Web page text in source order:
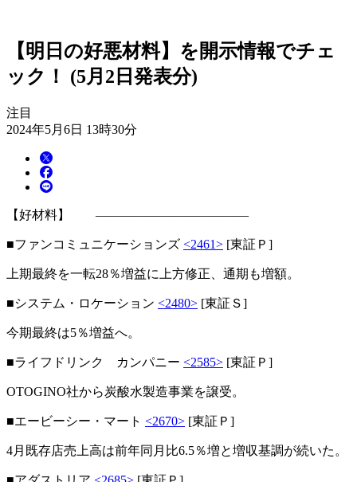
【明日の好悪材料】を開示情報でチェ
ック！ (5月2日発表分)
注目
2024年5月6日 13時30分
【好材料】 ――――――――――――
■ファンコミュニケーションズ <2461> [東証Ｐ]
上期最終を一転28％増益に上方修正、通期も増額。
■システム・ロケーション <2480> [東証Ｓ]
今期最終は5％増益へ。
■ライフドリンク カンパニー <2585> [東証Ｐ]
OTOGINO社から炭酸水製造事業を譲受。
■エービーシー・マート <2670> [東証Ｐ]
4月既存店売上高は前年同月比6.5％増と増収基調が続いた。